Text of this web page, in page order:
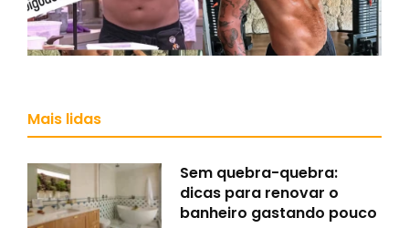
Mais lidas
Sem quebra-quebra:
dicas para renovar o
banheiro gastando pouco